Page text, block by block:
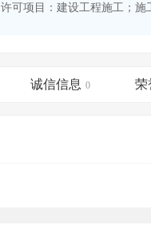
公路库专查>
水利库专查>
许可项目：建设工程施工；
诚信信息 0 荣